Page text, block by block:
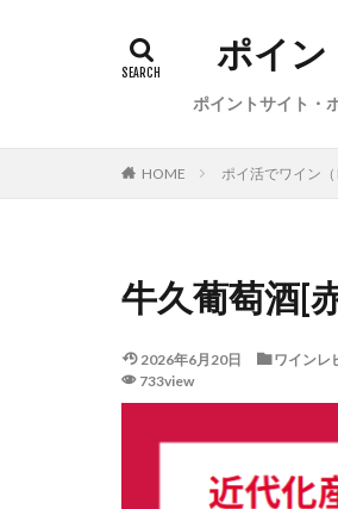
ポイン
ポイントサイト・
初心者向けポイ
ポイ活の稼ぎ方
サービス特集・
陸マイラー・お
ポイ活利用した
HOME ポイ活でワイン（
牛久葡萄酒[
2026年6月20日 ワインレ
733view